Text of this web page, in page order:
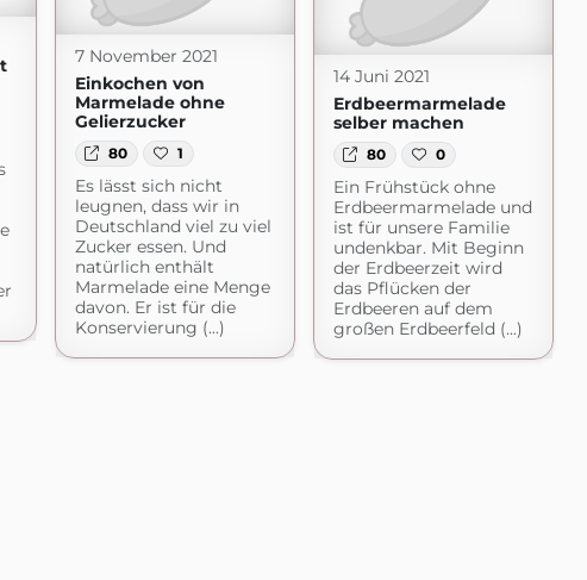
7 November 2021
Einkochen von
Marmelade ohne
Gelierzucker
80 1
Es lässt sich nicht
leugnen, dass wir in
Deutschland viel zu viel
Zucker essen. Und
natürlich enthält
Marmelade eine Menge
davon. Er ist für die
Konservierung (...)
14 Juni 2021
Erdbeermarmelade
selber machen
80 0
Ein Frühstück ohne
Erdbeermarmelade und
ist für unsere Familie
undenkbar. Mit Beginn
der Erdbeerzeit wird
das Pflücken der
Erdbeeren auf dem
großen Erdbeerfeld (...)